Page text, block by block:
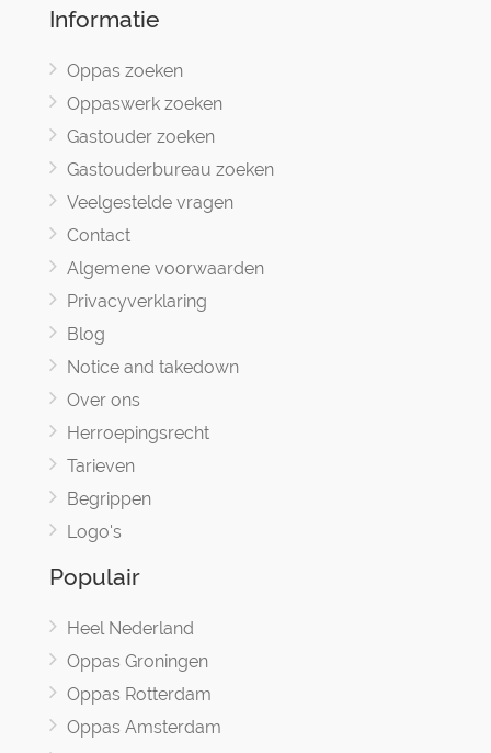
Informatie
Oppas zoeken
Oppaswerk zoeken
Gastouder zoeken
Gastouderbureau zoeken
Veelgestelde vragen
Contact
Algemene voorwaarden
Privacyverklaring
Blog
Notice and takedown
Over ons
Herroepingsrecht
Tarieven
Begrippen
Logo's
Populair
Heel Nederland
Oppas Groningen
Oppas Rotterdam
Oppas Amsterdam